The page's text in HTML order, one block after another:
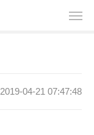
2019-04-21 07:47:48